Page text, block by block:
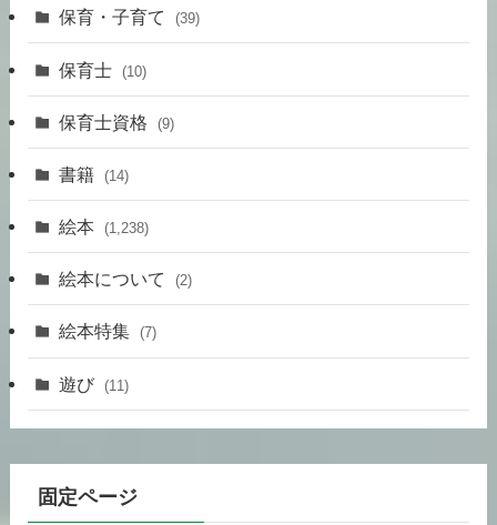
保育・子育て (39)
保育士 (10)
保育士資格 (9)
書籍 (14)
絵本 (1,238)
絵本について (2)
絵本特集 (7)
遊び (11)
固定ページ